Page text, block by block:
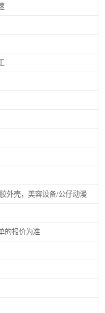
外壳，美容设备/公仔动漫
的报价为准